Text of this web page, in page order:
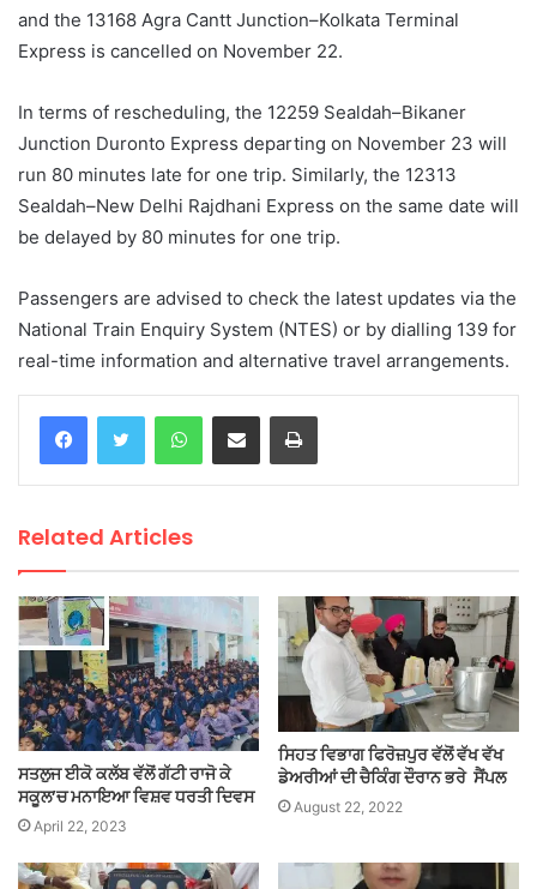
and the 13168 Agra Cantt Junction–Kolkata Terminal
Express is cancelled on November 22.
In terms of rescheduling, the 12259 Sealdah–Bikaner
Junction Duronto Express departing on November 23 will
run 80 minutes late for one trip. Similarly, the 12313
Sealdah–New Delhi Rajdhani Express on the same date will
be delayed by 80 minutes for one trip.
Passengers are advised to check the latest updates via the
National Train Enquiry System (NTES) or by dialling 139 for
real-time information and alternative travel arrangements.
WhatsAppShare via Email Print
Related Articles
ਸਤਲੁਜ ਈਕੋ ਕਲੱਬ ਵੱਲੋਂ ਗੱਟੀ ਰਾਜੋ ਕੇ
ਸਕੂਲ’ਚ ਮਨਾਇਆ ਵਿਸ਼ਵ ਧਰਤੀ ਦਿਵਸ
April 22, 2023
ਸਿਹਤ ਵਿਭਾਗ ਫਿਰੋਜ਼ਪੁਰ ਵੱਲੋਂ ਵੱਖ ਵੱਖ
ਡੇਅਰੀਆਂ ਦੀ ਚੈਕਿੰਗ ਦੌਰਾਨ ਭਰੇ ਸੈਂਪਲ
August 22, 2022